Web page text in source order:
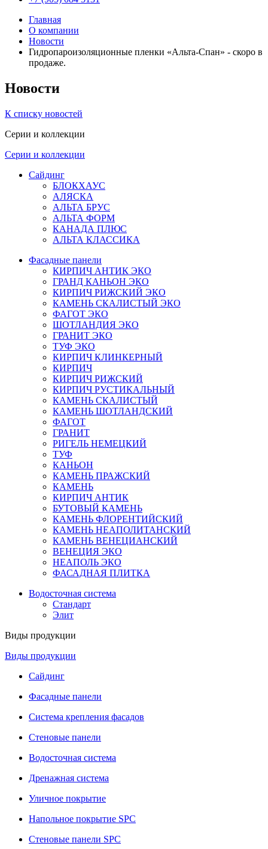
Главная
О компании
Новости
Гидропароизоляционные пленки «Альта-Спан» - скоро в
продаже.
Новости
К списку новостей
Серии и коллекции
Серии и коллекции
Сайдинг
БЛОКХАУС
АЛЯСКА
АЛЬТА БРУС
АЛЬТА ФОРМ
КАНАДА ПЛЮС
АЛЬТА КЛАССИКА
Фасадные панели
КИРПИЧ АНТИК ЭКО
ГРАНД КАНЬОН ЭКО
КИРПИЧ РИЖСКИЙ ЭКО
КАМЕНЬ СКАЛИСТЫЙ ЭКО
ФАГОТ ЭКО
ШОТЛАНДИЯ ЭКО
ГРАНИТ ЭКО
ТУФ ЭКО
КИРПИЧ КЛИНКЕРНЫЙ
КИРПИЧ
КИРПИЧ РИЖСКИЙ
КИРПИЧ РУСТИКАЛЬНЫЙ
КАМЕНЬ СКАЛИСТЫЙ
КАМЕНЬ ШОТЛАНДСКИЙ
ФАГОТ
ГРАНИТ
РИГЕЛЬ НЕМЕЦКИЙ
ТУФ
КАНЬОН
КАМЕНЬ ПРАЖСКИЙ
КАМЕНЬ
КИРПИЧ АНТИК
БУТОВЫЙ КАМЕНЬ
КАМЕНЬ ФЛОРЕНТИЙСКИЙ
КАМЕНЬ НЕАПОЛИТАНСКИЙ
КАМЕНЬ ВЕНЕЦИАНСКИЙ
ВЕНЕЦИЯ ЭКО
НЕАПОЛЬ ЭКО
ФАСАДНАЯ ПЛИТКА
Водосточная система
Стандарт
Элит
Виды продукции
Виды продукции
Сайдинг
Фасадные панели
Система крепления фасадов
Стеновые панели
Водосточная система
Дренажная система
Уличное покрытие
Напольное покрытие SPC
Стеновые панели SPC